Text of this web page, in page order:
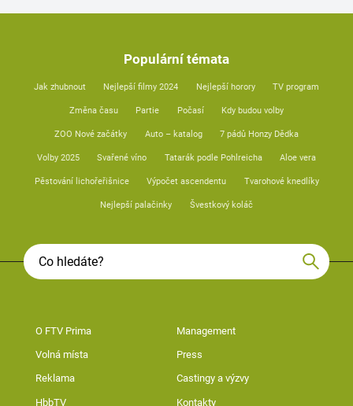
Populární témata
Jak zhubnout Nejlepší filmy 2024 Nejlepší horory TV program
Změna času Partie Počasí Kdy budou volby
ZOO Nové začátky Auto – katalog 7 pádů Honzy Dědka
Volby 2025 Svařené víno Tatarák podle Pohlreicha Aloe vera
Pěstování lichořeřišnice Výpočet ascendentu Tvarohové knedlíky
Nejlepší palačinky Švestkový koláč
O FTV Prima Management
Volná místa Press
Reklama Castingy a výzvy
HbbTV Kontakty